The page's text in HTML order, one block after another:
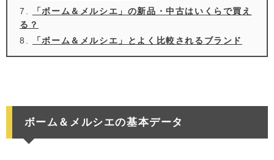
「ボーム＆メルシエ」の新品・中古はいくらで買え
る？
「ボーム＆メルシエ」とよく比較されるブランド
ボーム＆メルシエの基本データ